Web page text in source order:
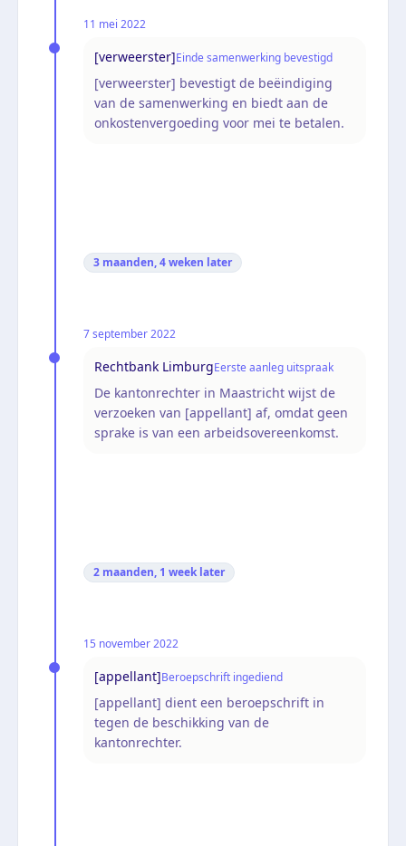
11 mei 2022
[verweerster]Einde samenwerking bevestigd
[verweerster] bevestigt de beëindiging
van de samenwerking en biedt aan de
onkostenvergoeding voor mei te betalen.
3 maanden, 4 weken later
7 september 2022
Rechtbank LimburgEerste aanleg uitspraak
De kantonrechter in Maastricht wijst de
verzoeken van [appellant] af, omdat geen
sprake is van een arbeidsovereenkomst.
2 maanden, 1 week later
15 november 2022
[appellant]Beroepschrift ingediend
[appellant] dient een beroepschrift in
tegen de beschikking van de
kantonrechter.